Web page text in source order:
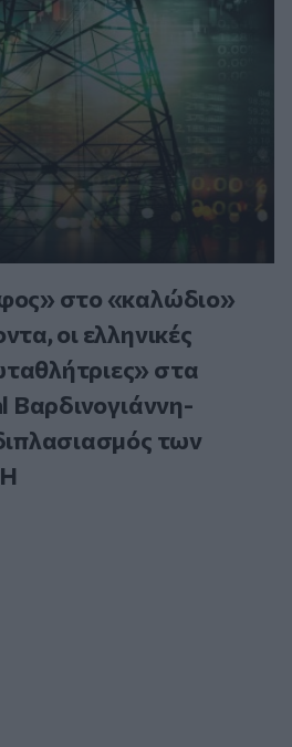
στο «καλώδιο»
οι ελληνικές
στα
Βαρδινογιάννη-
των